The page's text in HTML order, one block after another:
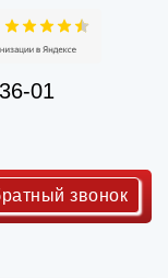
01
звонок